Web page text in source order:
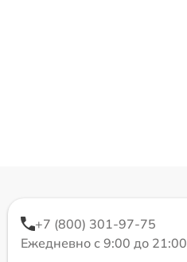
+7 (800) 301-97-75
Ежедневно с 9:00 до 21:00